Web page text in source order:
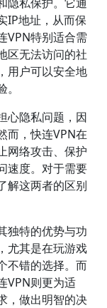
IP地址，从而保
VPN特别适合需
区无法访问的社
用户可以安全地
心隐私问题，因
而，快连VPN在
网络攻击、保护
速度。对于需要
解这两者的区别
独特的优势与功
尤其是在玩游戏
不错的选择。而
VPN则更为适
，做出明智的决